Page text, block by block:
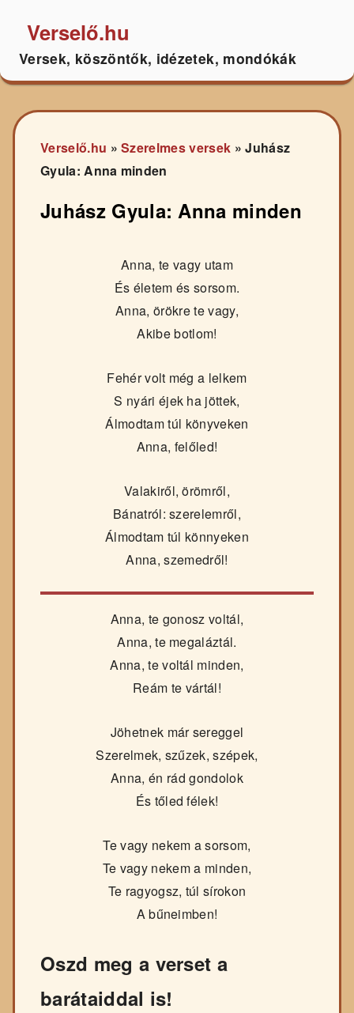
Verselő.hu
Versek, köszöntők, idézetek, mondókák
Verselő.hu »Szerelmes versek »Juhász
Gyula: Anna minden
Juhász Gyula: Anna minden
Anna, te vagy utam
És életem és sorsom.
Anna, örökre te vagy,
Akibe botlom!
Fehér volt még a lelkem
S nyári éjek ha jöttek,
Álmodtam túl könyveken
Anna, felőled!
Valakiről, örömről,
Bánatról: szerelemről,
Álmodtam túl könnyeken
Anna, szemedről!
Anna, te gonosz voltál,
Anna, te megaláztál.
Anna, te voltál minden,
Reám te vártál!
Jöhetnek már sereggel
Szerelmek, szűzek, szépek,
Anna, én rád gondolok
És tőled félek!
Te vagy nekem a sorsom,
Te vagy nekem a minden,
Te ragyogsz, túl sírokon
A bűneimben!
Oszd meg a verset a
barátaiddal is!